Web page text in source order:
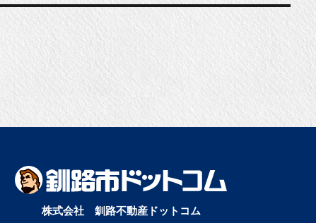
株式会社 釧路不動産ドットコム